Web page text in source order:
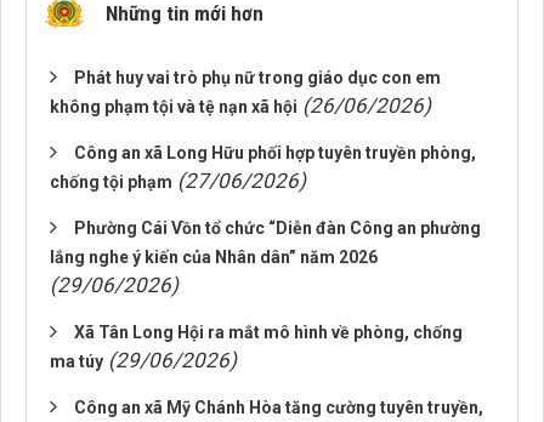
Những tin mới hơn
Phát huy vai trò phụ nữ trong giáo dục con em
không phạm tội và tệ nạn xã hội (26/06/2026)
Công an xã Long Hữu phối hợp tuyên truyền phòng,
chống tội phạm (27/06/2026)
Phường Cái Vồn tổ chức “Diễn đàn Công an phường
lắng nghe ý kiến của Nhân dân” năm 2026
(29/06/2026)
Xã Tân Long Hội ra mắt mô hình về phòng, chống
ma túy (29/06/2026)
Công an xã Mỹ Chánh Hòa tăng cường tuyên truyền,